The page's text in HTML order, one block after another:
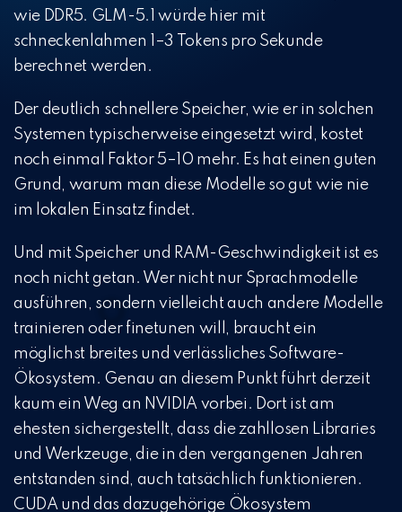
wie DDR5. GLM-5.1 würde hier mit
schneckenlahmen 1–3 Tokens pro Sekunde
berechnet werden.
Der deutlich schnellere Speicher, wie er in solchen
Systemen typischerweise eingesetzt wird, kostet
noch einmal Faktor 5–10 mehr. Es hat einen guten
Grund, warum man diese Modelle so gut wie nie
im lokalen Einsatz findet.
Und mit Speicher und RAM-Geschwindigkeit ist es
noch nicht getan. Wer nicht nur Sprachmodelle
ausführen, sondern vielleicht auch andere Modelle
trainieren oder finetunen will, braucht ein
möglichst breites und verlässliches Software-
Ökosystem. Genau an diesem Punkt führt derzeit
kaum ein Weg an NVIDIA vorbei. Dort ist am
ehesten sichergestellt, dass die zahllosen Libraries
und Werkzeuge, die in den vergangenen Jahren
entstanden sind, auch tatsächlich funktionieren.
CUDA und das dazugehörige Ökosystem